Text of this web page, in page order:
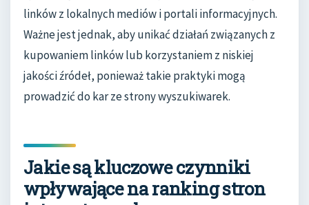
linków z lokalnych mediów i portali informacyjnych.
Ważne jest jednak, aby unikać działań związanych z
kupowaniem linków lub korzystaniem z niskiej
jakości źródeł, ponieważ takie praktyki mogą
prowadzić do kar ze strony wyszukiwarek.
Jakie są kluczowe czynniki
wpływające na ranking stron